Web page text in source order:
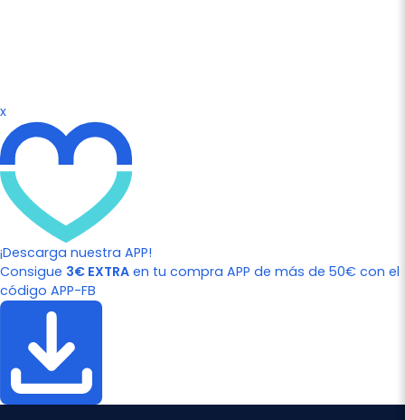
x
¡Descarga nuestra APP!
Consigue 3€ EXTRA en tu compra APP de más de 50€ con el
código APP-FB